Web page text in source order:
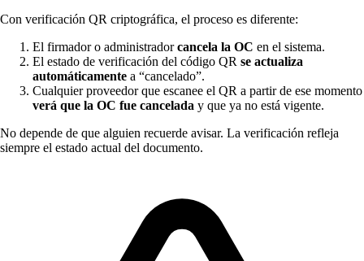
Con verificación QR criptográfica, el proceso es diferente:
El firmador o administradorcancela la OC en el sistema.
El estado de verificación del código QR se actualiza
automáticamente a “cancelado”.
Cualquier proveedor que escanee el QR a partir de ese momento
verá que la OC fue cancelada y que ya no está vigente.
No depende de que alguien recuerde avisar. La verificación refleja
siempre el estado actual del documento.